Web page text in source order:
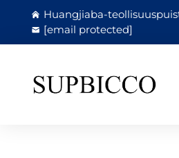
Huangjiaba-
[email protected]